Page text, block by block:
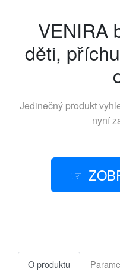
VENIRA
děti,
Jedinečný produkt
nyní
O produktu